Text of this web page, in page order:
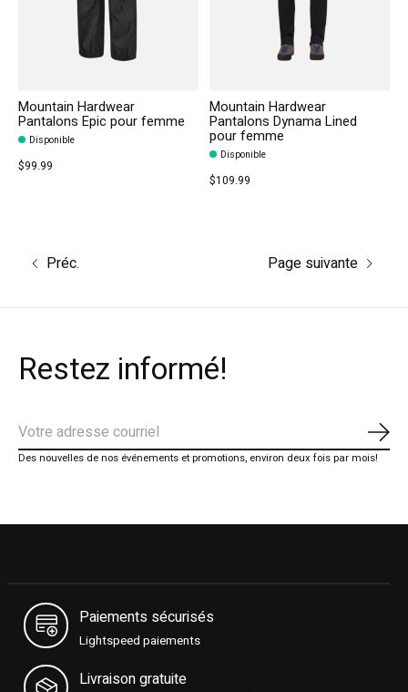
Mountain Hardwear
Pantalons Epic pour femme
Disponible
$99.99
Mountain Hardwear
Pantalons Dynama Lined
pour femme
Disponible
$109.99
Préc. Page suivante
Restez informé!
Des nouvelles de nos événements et promotions, environ deux fois par mois!
Paiements sécurisés
Lightspeed paiements
Livraison gratuite